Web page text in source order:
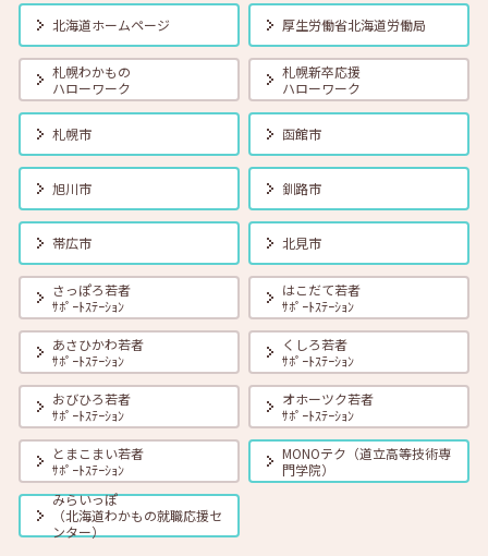
【函館・対面】6月17日（水）就勝塾 採用につながる応募書類の書き
方 13:30～14:30
2026年06月01日(月) 学生 求職者
【帯広・対面】6月19日（金） 就勝塾 会話力アップ～アサーティブ・
コミュニケーション～ 11:00～11:40
学生
【オンライン】6月23日（火）採用につながる応募書類の書き方 14:00
～14:45
2026年06月01日(月) 学生 求職者
【オンライン】6月25日（木）小さな夢からかなえてみよう 14:00～
14:30
北海道ホームページ 厚生労働省北海道労働局
札幌わかもの
ハローワーク
札幌新卒応援
ハローワーク
札幌市 函館市
旭川市 釧路市
帯広市 北見市
さっぽろ若者
ｻﾎﾟｰﾄｽﾃｰｼｮﾝ
はこだて若者
ｻﾎﾟｰﾄｽﾃｰｼｮﾝ
あさひかわ若者
ｻﾎﾟｰﾄｽﾃｰｼｮﾝ
くしろ若者
ｻﾎﾟｰﾄｽﾃｰｼｮﾝ
おびひろ若者
ｻﾎﾟｰﾄｽﾃｰｼｮﾝ
オホーツク若者
ｻﾎﾟｰﾄｽﾃｰｼｮﾝ
とまこまい若者
ｻﾎﾟｰﾄｽﾃｰｼｮﾝ
MONOテク（道立高等技術専
門学院）
みらいっぽ
（北海道わかもの就職応援セ
ンター）